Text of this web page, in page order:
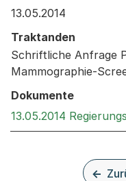
13.05.2014
Traktanden
Schriftliche Anfrage
Mammographie-
Dokumente
13.05.2014